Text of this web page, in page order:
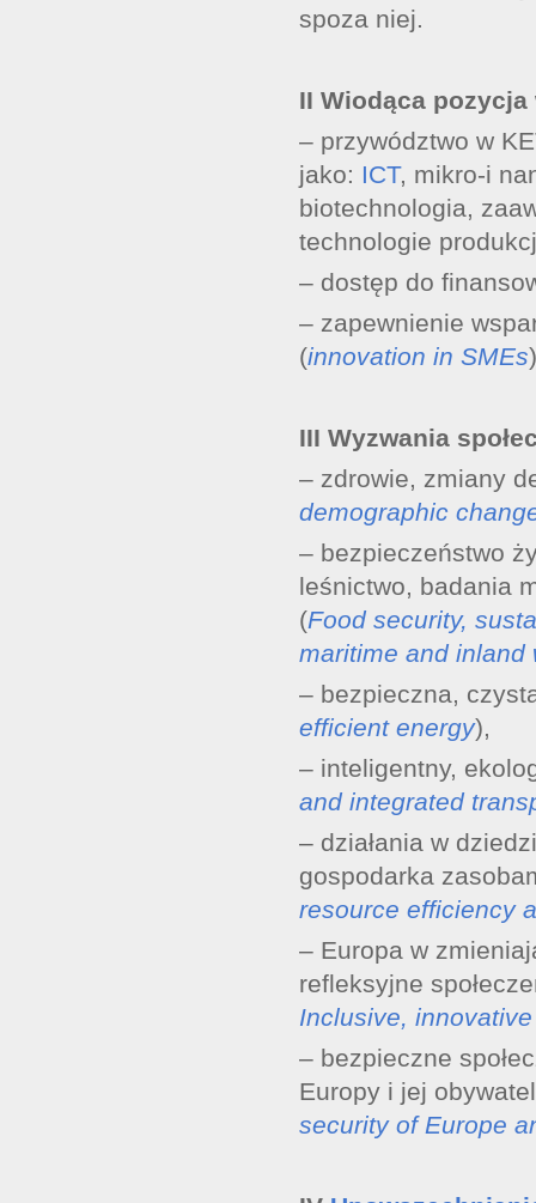
spoza niej.
II Wiodąca
– przywództwo w
jako: ICT, mikro-i
biotechnologia,
technologie
– dostęp do
– zapewnienie
(innovation in SMEs
III Wyzwania
– zdrowie, zmiany
demographic
– bezpieczeństwo
leśnictwo, badania
(Food security,
maritime and inland
– bezpieczna,
efficient energy),
– inteligentny,
and integrated
– działania w
gospodarka
resource efficiency
– Europa w
refleksyjne
Inclusive,
– bezpieczne
Europy i jej
security of Europe